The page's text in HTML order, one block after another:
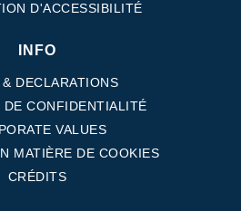
D'ACCESSIBILITÉ
INFO
& DECLARATIONS
DE CONFIDENTIALITÉ
VALUES
MATIÈRE DE COOKIES
CRÉDITS